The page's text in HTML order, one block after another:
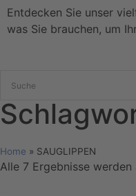
Entdecken Sie unser
was Sie brauchen, um
Home » SAUGLIPPEN
Alle 7 Ergebnisse werden